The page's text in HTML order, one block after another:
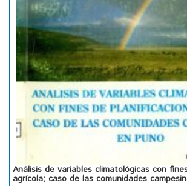
Análisis de variables climatológicas con
agrícola; caso de las comunidades